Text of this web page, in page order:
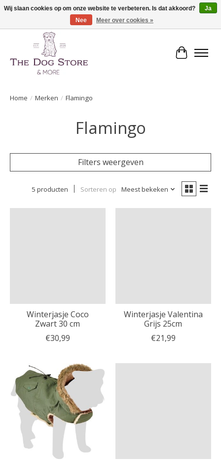
De speciaalzaak in hondenartikelen en meer!
Home / Merken / Flamingo
Flamingo
Filters weergeven
5 producten Sorteren op Meest bekeken
Winterjasje Coco
Zwart 30 cm
€30,99
Winterjasje Valentina
Grijs 25cm
€21,99
Wij slaan cookies op om onze website te verbeteren. Is dat akkoord?
Ja
Nee
Meer over cookies »